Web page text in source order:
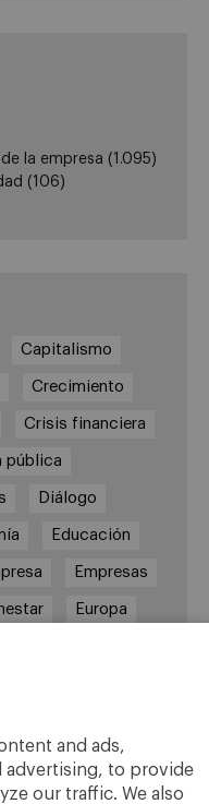
and ads,
advertising, to provide
our traffic. We also
la empresa (1.095)
(106)
Capitalismo
Crecimiento
Crisis financiera
pública
Diálogo
Educación
Empresas
Europa
RSC RSE
Sociedad